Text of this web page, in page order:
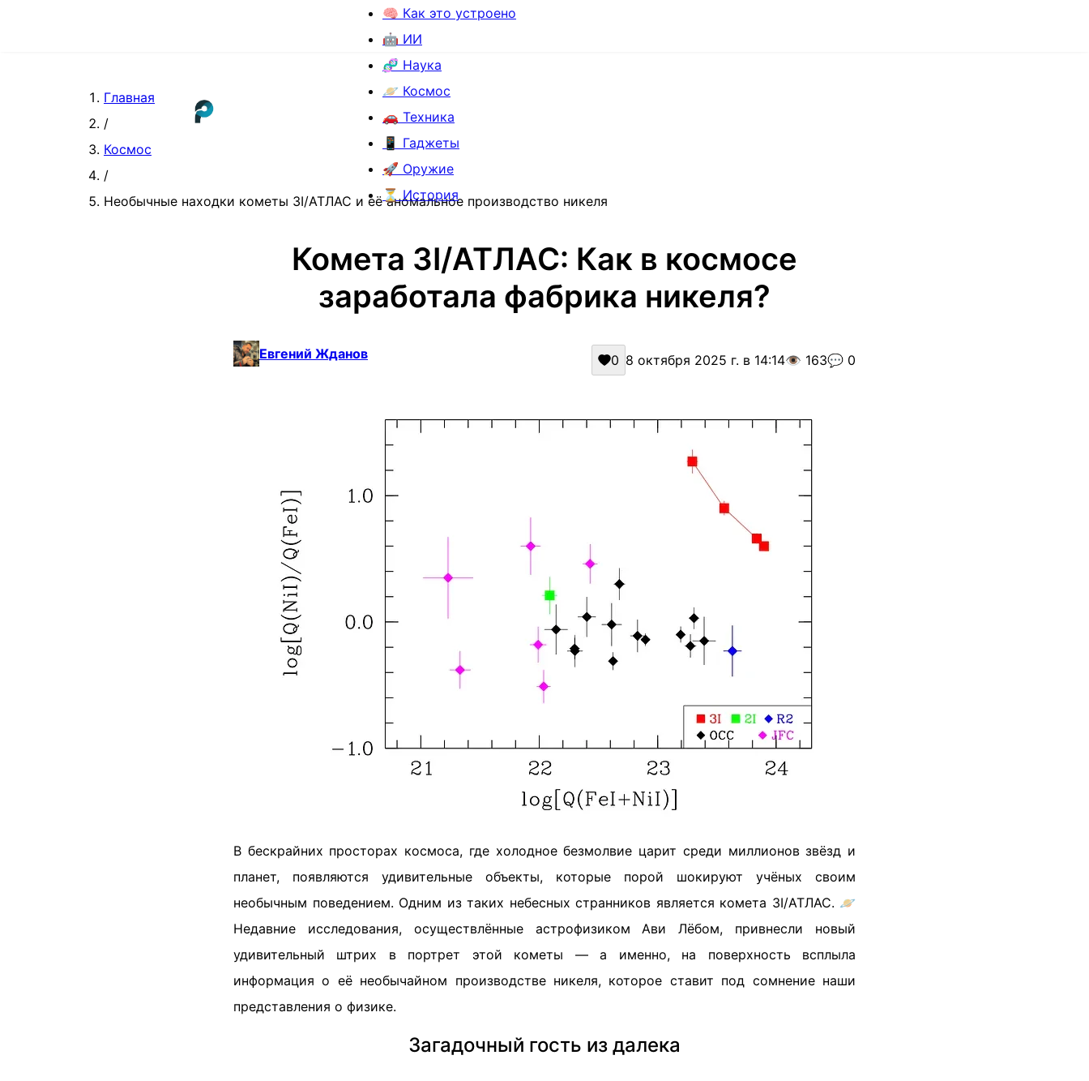
🧠 Как это устроено
🤖 ИИ
🧬 Наука
🪐 Космос
🚗 Техника
📱 Гаджеты
🚀 Оружие
⏳ История
Главная
/
Космос
/
Необычные находки кометы 3I/АТЛАС и её аномальное производство никеля
Комета 3I/АТЛАС: Как в космосе
заработала фабрика никеля?
Евгений Жданов 0 8 октября 2025 г. в 14:14👁️ 163💬 0
В бескрайних просторах космоса, где холодное безмолвие царит среди миллионов звёзд и
планет, появляются удивительные объекты, которые порой шокируют учёных своим
необычным поведением. Одним из таких небесных странников является комета 3I/АТЛАС. 🪐
Недавние исследования, осуществлённые астрофизиком Ави Лёбом, привнесли новый
удивительный штрих в портрет этой кометы — а именно, на поверхность всплыла
информация о её необычайном производстве никеля, которое ставит под сомнение наши
представления о физике.
Загадочный гость из далека